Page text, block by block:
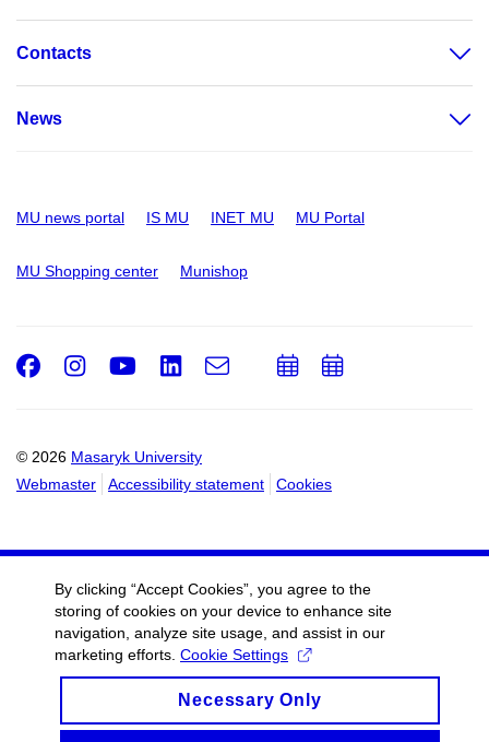
Contacts
News
MU news portal IS MU INET MU MU Portal
MU Shopping center Munishop
© 2026 Masaryk University
Webmaster
Accessibility statement Cookies
Facebook
Instagram
Youtube
LinkedIn
e-
AddAdd
By clicking “Accept Cookies”, you agree to the
storing of cookies on your device to enhance site
navigation, analyze site usage, and assist in our
marketing efforts. Cookie Settings
Necessary Only